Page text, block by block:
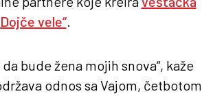
Dojče vele“.
bude žena mojih snova“, kaže
odnos sa Vajom, četbotom